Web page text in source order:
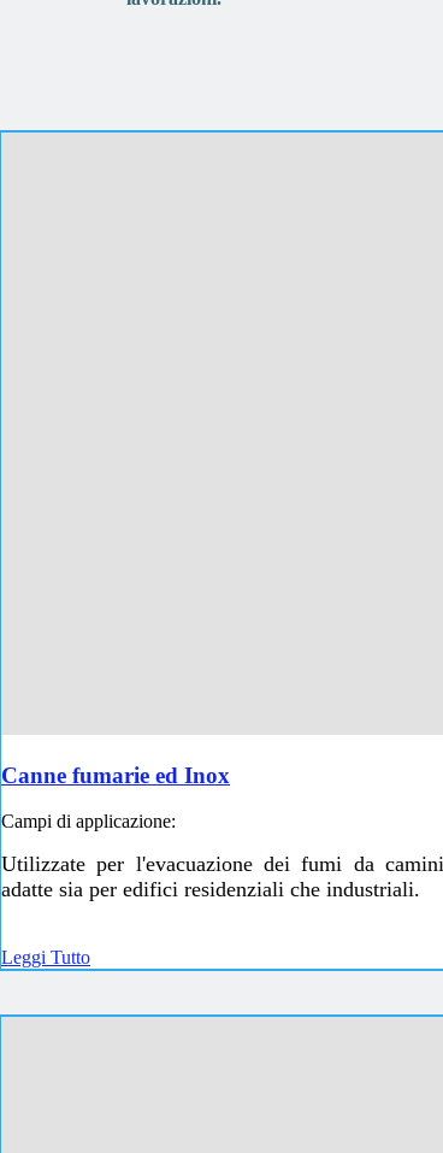
Canne fumarie ed Inox
Campi di applicazione:
Utilizzate per l'evacuazione dei fumi da
adatte sia per edifici residenziali che industriali.
Leggi Tutto